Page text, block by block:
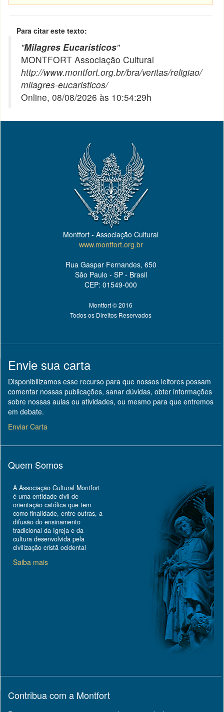
Para citar este texto:
"Milagres Eucarísticos"
MONTFORT Associação Cultural
http://www.montfort.org.br/bra/veritas/religiao/
milagres-eucaristicos/
Online, 08/08/2026 às 10:54:29h
Montfort - Associação Cultural
www.montfort.org.br
Rua Gaspar Fernandes, 650
São Paulo - SP - Brasil
CEP: 01549-000
Montfort © 2016
Todos os Direitos Reservados
Envie sua carta
Disponibilizamos esse recurso para que nossos leitores possam
comentar nossas publicações, sanar dúvidas, obter informações
sobre nossas aulas ou atividades, ou mesmo para que entremos
em debate.
Enviar Carta
Quem Somos
A Associação Cultural Montfort
é uma entidade civil de
orientação católica que tem
como finalidade, entre outras, a
difusão do ensinamento
tradicional da Igreja e da
cultura desenvolvida pela
civilização cristã ocidental
Saiba mais
Contribua com a Montfort